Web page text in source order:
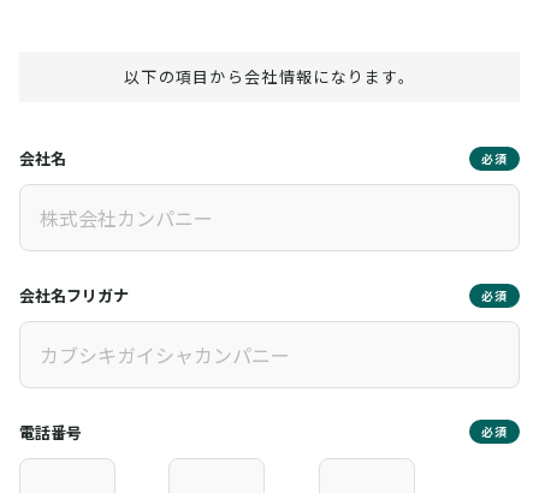
以下の項目から会社情報になります。
会社名 必須
会社名フリガナ 必須
電話番号 必須